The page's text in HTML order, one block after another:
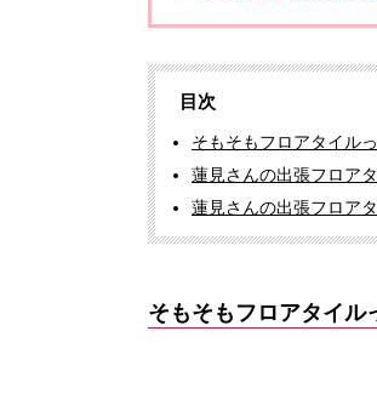
目次
そもそもフロアタイル
蓮見さんの出張フロア
蓮見さんの出張フロア
そもそもフロアタイル